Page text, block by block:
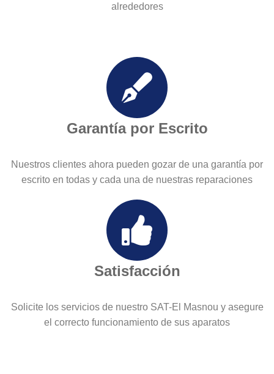
alrededores
Garantía por Escrito
Nuestros clientes ahora pueden gozar de una garantía por
escrito en todas y cada una de nuestras reparaciones
Satisfacción
Solicite los servicios de nuestro SAT-El Masnou y asegure
el correcto funcionamiento de sus aparatos